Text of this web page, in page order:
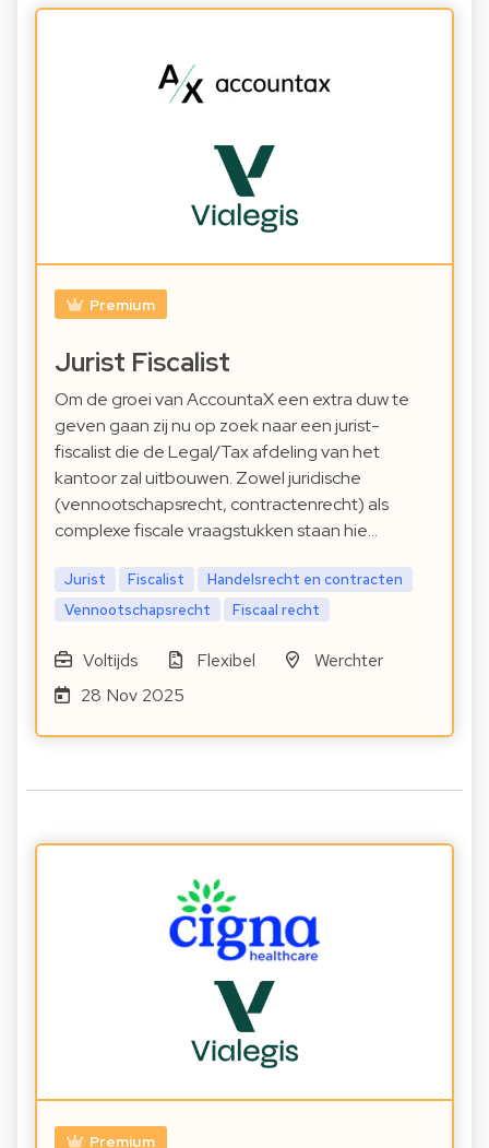
Premium
Jurist Fiscalist
Om de groei van AccountaX een extra duw te
geven gaan zij nu op zoek naar een jurist-
fiscalist die de Legal/Tax afdeling van het
kantoor zal uitbouwen. Zowel juridische
(vennootschapsrecht, contractenrecht) als
complexe fiscale vraagstukken staan hie…
Jurist Fiscalist
Handelsrecht en contracten
Vennootschapsrecht
Fiscaal recht
Voltijds Flexibel
Werchter
28 Nov 2025
Premium